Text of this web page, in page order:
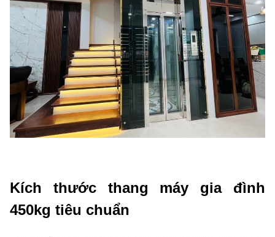
Kích thước thang máy gia đình
450kg tiêu chuẩn